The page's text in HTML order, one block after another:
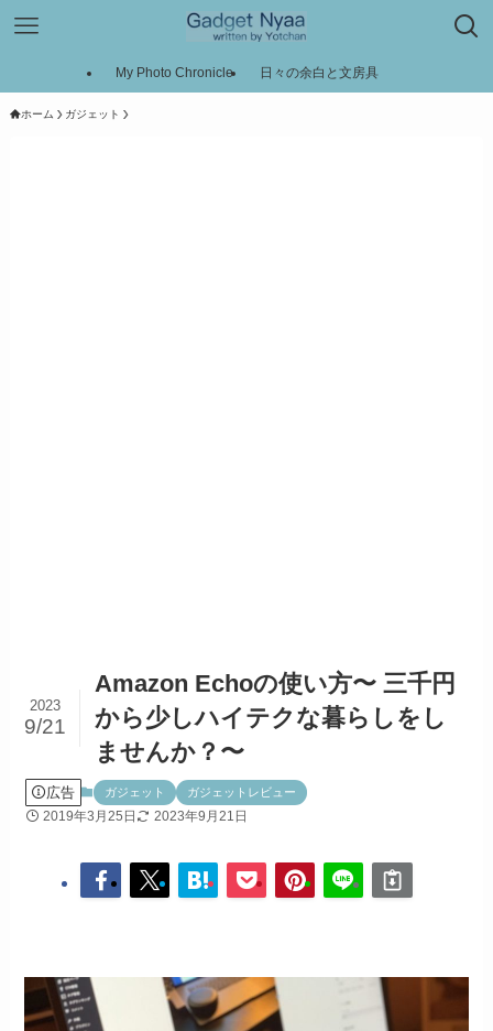
My Photo Chronicle 日々の余白と文房具
ホーム ガジェット
Amazon Echoの使い方〜 三千円
から少しハイテクな暮らしをし
ませんか？〜
2023
9/21
広告 ガジェット ガジェットレビュー
2019年3月25日 2023年9月21日